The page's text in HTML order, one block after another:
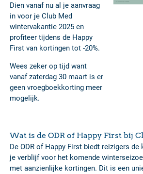
Dien vanaf nu al je aanvraag
in voor je Club Med
wintervakantie 2025 en
profiteer tijdens de Happy
First van kortingen tot -20%.
Wees zeker op tijd want
vanaf zaterdag 30 maart is er
geen vroegboekkorting meer
mogelijk.
Wat is de ODR of Happy First bij
De ODR of Happy First biedt reizigers
je verblijf voor het komende
met aanzienlijke kortingen. Dit is een